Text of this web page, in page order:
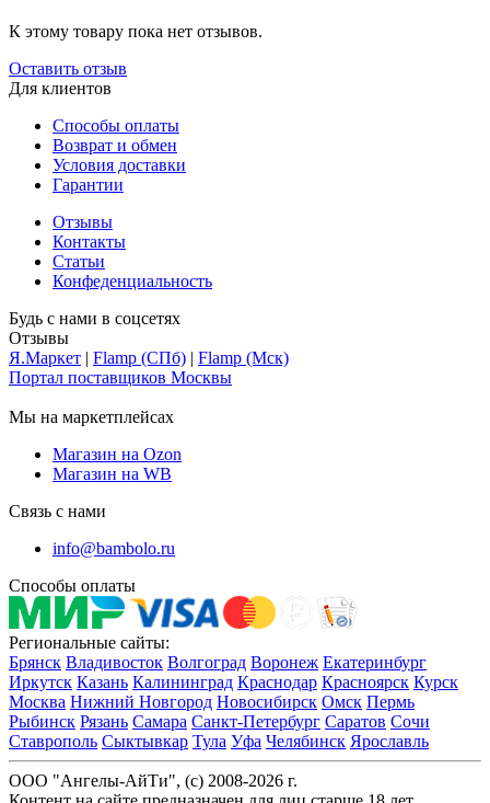
К этому товару пока нет отзывов.
Оставить отзыв
Для клиентов
Способы оплаты
Возврат и обмен
Условия доставки
Гарантии
Отзывы
Контакты
Статьи
Конфеденциальность
Будь с нами в соцсетях
Отзывы
Я.Маркет | Flamp (СПб) | Flamp (Мск)
Портал поставщиков Москвы
Мы на маркетплейсах
Магазин на Ozon
Магазин на WB
Связь с нами
info@bambolo.ru
Способы оплаты
Региональные сайты:
Брянск Владивосток Волгоград Воронеж Екатеринбург
Иркутск Казань Калининград Краснодар Красноярск Курск
Москва Нижний Новгород Новосибирск Омск Пермь
Рыбинск Рязань Самара Санкт-Петербург Саратов Сочи
Ставрополь Сыктывкар Тула Уфа Челябинск Ярославль
ООО "Ангелы-АйТи", (c) 2008-2026 г.